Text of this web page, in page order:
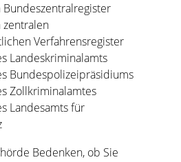
zentralen
Verfahrensregister
Landeskriminalamts
Bundespolizeipräsidiums
Zollkriminalamtes
Landesamts für
Bedenken, ob Sie